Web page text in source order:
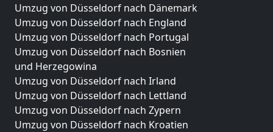
Umzug von Düsseldorf nach Dänemark
Umzug von Düsseldorf nach England
Umzug von Düsseldorf nach Portugal
Umzug von Düsseldorf nach Bosnien
und Herzegowina
Umzug von Düsseldorf nach Irland
Umzug von Düsseldorf nach Lettland
Umzug von Düsseldorf nach Zypern
Umzug von Düsseldorf nach Kroatien